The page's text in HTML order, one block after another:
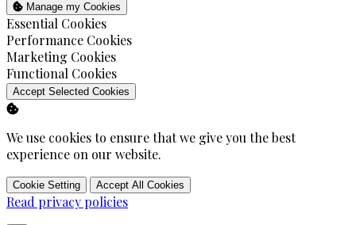
Manage my Cookies
Enable
Essential Cookies
Enable
Performance Cookies
Enable
Marketing Cookies
Enable
Functional Cookies
Accept Selected Cookies
We use cookies to ensure that we give you the best
experience on our website.
Cookie Setting Accept All Cookies
Read privacy policies